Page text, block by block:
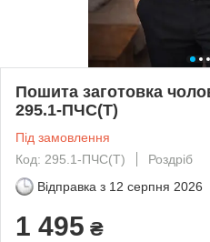
Пошита заготовка
295.1-ПЧС(Т)
Під замовлення
Код: 295.1-ПЧС(Т)
Роздріб
Відправка з 12 серпня 2026
1 495 ₴